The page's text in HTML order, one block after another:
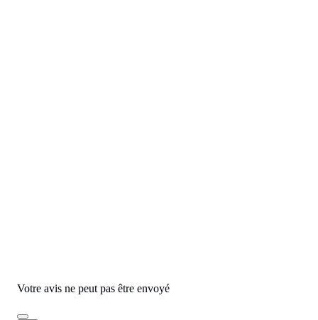
Votre avis ne peut pas être envoyé